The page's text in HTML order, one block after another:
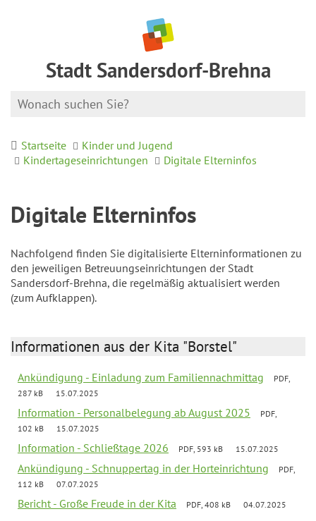
Stadt Sandersdorf-Brehna
Startseite
Kinder und Jugend
Kindertageseinrichtungen
Digitale Elterninfos
Digitale Elterninfos
Nachfolgend finden Sie digitalisierte Elterninformationen zu
den jeweiligen Betreuungseinrichtungen der Stadt
Sandersdorf-Brehna, die regelmäßig aktualisiert werden
(zum Aufklappen).
Informationen aus der Kita "Borstel"
Ankündigung - Einladung zum Familiennachmittag
PDF,
287 kB
15.07.2025
Information - Personalbelegung ab August 2025
PDF,
102 kB
15.07.2025
Information - Schließtage 2026 PDF, 593 kB 15.07.2025
Ankündigung - Schnuppertag in der Horteinrichtung
PDF,
112 kB
07.07.2025
Bericht - Große Freude in der Kita PDF, 408 kB 04.07.2025